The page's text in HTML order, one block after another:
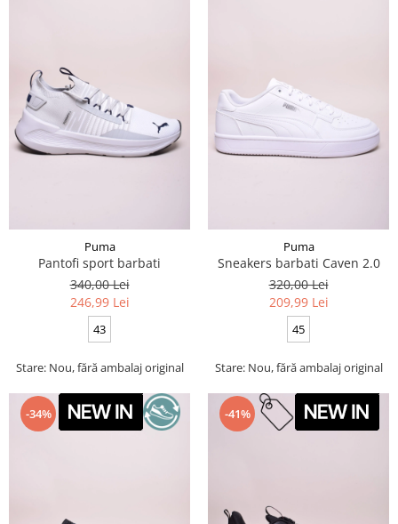
Puma
Pantofi sport barbati
340,00 Lei
246,99 Lei
43
Stare: Nou, fără ambalaj original
Puma
Sneakers barbati Caven 2.0
320,00 Lei
209,99 Lei
45
Stare: Nou, fără ambalaj original
-34% -41%